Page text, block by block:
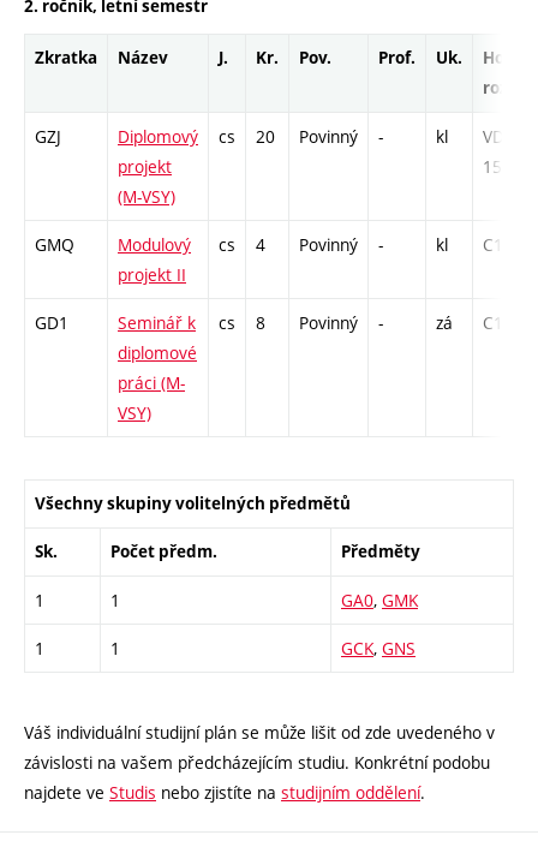
2. ročník, letní semestr
Zkratka Název J. Kr. Pov. Prof. Uk.
Hod.
rozsah
GZJ
Diplomový
projekt
(M-VSY)
cs 20 Povinný - kl
VD -
156
GMQ
Modulový
projekt II
cs 4 Povinný - kl C1 - 52
GD1
Seminář k
diplomové
práci (M-
VSY)
cs 8 Povinný - zá C1 - 26
Všechny skupiny volitelných předmětů
Sk. Počet předm. Předměty
1 1 GA0, GMK
1 1 GCK, GNS
Váš individuální studijní plán se může lišit od zde uvedeného v
závislosti na vašem předcházejícím studiu. Konkrétní podobu
najdete ve Studis nebo zjistíte na studijním oddělení.